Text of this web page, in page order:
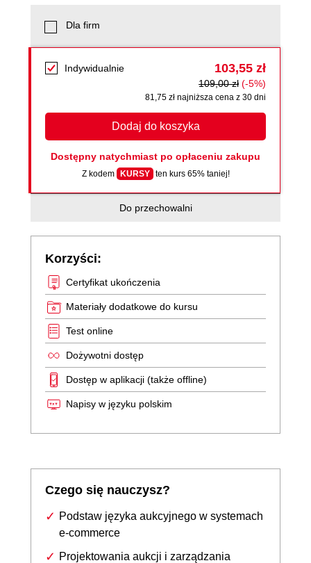
Dla firm
Indywidualnie 103,55 zł
109,00 zł (-5%)
81,75 zł najniższa cena z 30 dni
Dodaj do koszyka
Dostępny natychmiast po opłaceniu zakupu
Z kodem KURSY ten kurs 65% taniej!
Do przechowalni
Korzyści:
Certyfikat ukończenia
Materiały dodatkowe do kursu
Test online
Dożywotni dostęp
Dostęp w aplikacji (także offline)
Napisy w języku polskim
Czego się nauczysz?
Podstaw języka aukcyjnego w systemach
e-commerce
Projektowania aukcji i zarządzania